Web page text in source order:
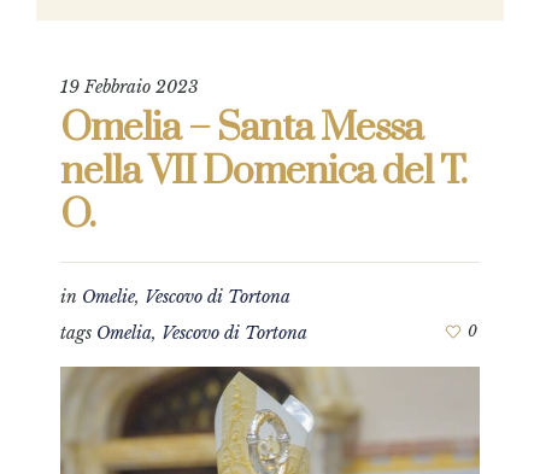
19 Febbraio 2023
Omelia – Santa Messa
nella VII Domenica del T.
O.
in Omelie, Vescovo di Tortona
tags Omelia, Vescovo di Tortona 0